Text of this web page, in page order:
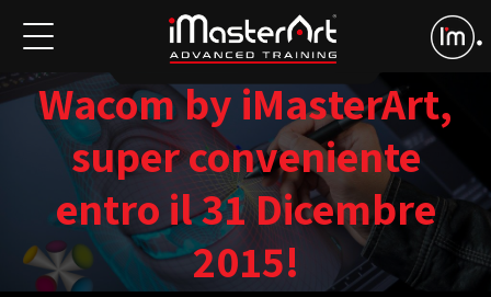
Wacom by iMasterArt,
super conveniente
entro il 31 Dicembre
2015!